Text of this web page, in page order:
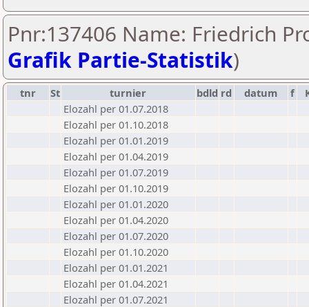
Pnr:137406 Name: Friedrich
Grafik Partie-Statistik)
tnr St turnier bdld rd datum f
Elozahl per 01.07.2018
Elozahl per 01.10.2018
Elozahl per 01.01.2019
Elozahl per 01.04.2019
Elozahl per 01.07.2019
Elozahl per 01.10.2019
Elozahl per 01.01.2020
Elozahl per 01.04.2020
Elozahl per 01.07.2020
Elozahl per 01.10.2020
Elozahl per 01.01.2021
Elozahl per 01.04.2021
Elozahl per 01.07.2021